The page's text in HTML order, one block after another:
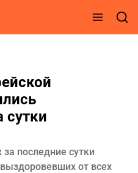
сутки
последние сутки
от всех